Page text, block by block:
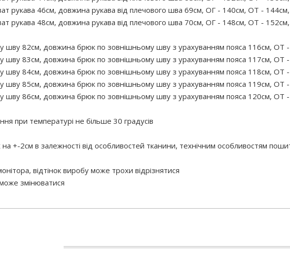
рукава 46см, довжина рукава від плечового шва 69см, ОГ - 140см, ОТ -
рукава 48см, довжина рукава від плечового шва 70см, ОГ - 148см, ОТ -
шву 82см, довжина брюк по зовнішньому шву з урахуванням пояса 116см, ОТ
шву 83см, довжина брюк по зовнішньому шву з урахуванням пояса 117см, ОТ
шву 84см, довжина брюк по зовнішньому шву з урахуванням пояса 118см, ОТ
85см, довжина брюк по зовнішньому шву з урахуванням пояса 119см, ОТ
86см, довжина брюк по зовнішньому шву з урахуванням пояса 120см, ОТ
температурі не більше 30 градусів
на +-2см в залежності від особливостей тканини, технічним особливостям
відтінок виробу може трохи відрізнятися
змінюватися